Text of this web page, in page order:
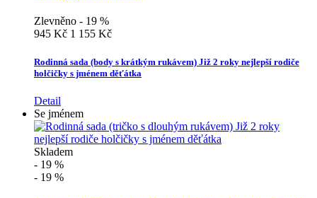
Zlevněno - 19 %
945 Kč 1 155 Kč
Rodinná sada (body s krátkým rukávem) Již 2 roky nejlepší rodiče
holčičky s jménem děťátka
Detail
Se jménem
Skladem
- 19 %
- 19 %